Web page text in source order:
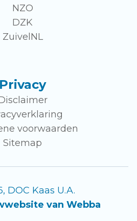
NZO
DZK
ZuivelNL
Privacy
voorwaarden
Sitemap
DOC Kaas U.A.
van Webba